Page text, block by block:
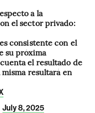
a la
el sector privado:
consistente con el
su próxima
el resultado de
resultará en
July 8, 2025